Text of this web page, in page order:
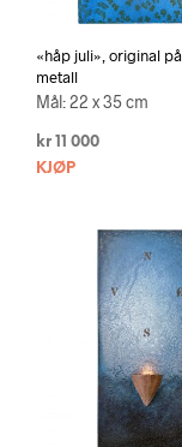
«håp juli», original på
metall
Mål: 22 x 35 cm
kr 11 000
KJØP